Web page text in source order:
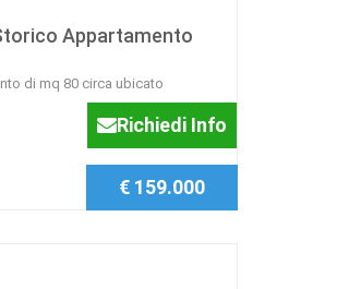
Appartamento
di mq 80 circa ubicato
Richiedi Info
€ 159.000